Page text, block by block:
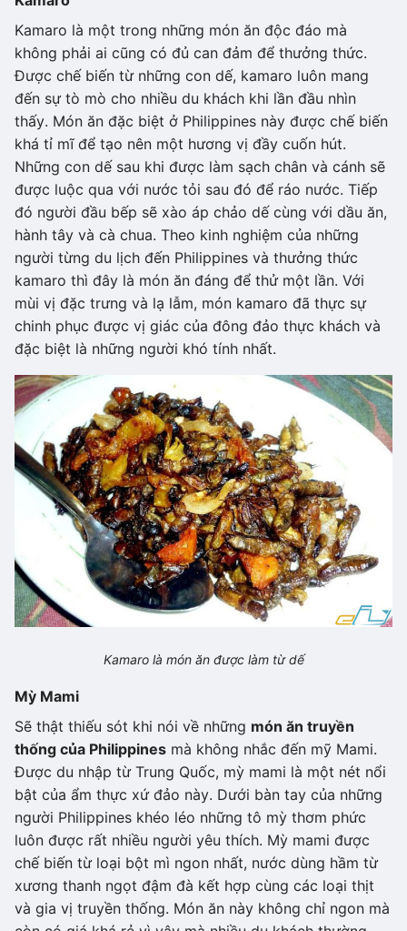
Kamaro là một trong những món ăn độc đáo mà
không phải ai cũng có đủ can đảm để thưởng thức.
Được chế biến từ những con dế, kamaro luôn mang
đến sự tò mò cho nhiều du khách khi lần đầu nhìn
thấy. Món ăn đặc biệt ở Philippines này được chế biến
khá tỉ mĩ để tạo nên một hương vị đầy cuốn hút.
Những con dế sau khi được làm sạch chân và cánh sẽ
được luộc qua với nước tỏi sau đó để ráo nước. Tiếp
đó người đầu bếp sẽ xào áp chảo dế cùng với dầu ăn,
hành tây và cà chua. Theo kinh nghiệm của những
người từng du lịch đến Philippines và thưởng thức
kamaro thì đây là món ăn đáng để thử một lần. Với
mùi vị đặc trưng và lạ lẫm, món kamaro đã thực sự
chinh phục được vị giác của đông đảo thực khách và
đặc biệt là những người khó tính nhất.
Kamaro là món ăn được làm từ dế
Mỳ Mami
Sẽ thật thiếu sót khi nói về những món ăn truyền
thống của Philippines mà không nhắc đến mỹ Mami.
Được du nhập từ Trung Quốc, mỳ mami là một nét nổi
bật của ẩm thực xứ đảo này. Dưới bàn tay của những
người Philippines khéo léo những tô mỳ thơm phức
luôn được rất nhiều người yêu thích. Mỳ mami được
chế biến từ loại bột mì ngon nhất, nước dùng hầm từ
xương thanh ngọt đậm đà kết hợp cùng các loại thịt
và gia vị truyền thống. Món ăn này không chỉ ngon mà